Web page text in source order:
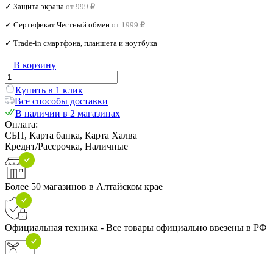
✓ Защита экрана от 999 ₽
✓ Сертификат Честный обмен от 1999 ₽
✓ Trade‑in смартфона, планшета и ноутбука
В корзину
Купить в 1 клик
Все способы доставки
В наличии в 2 магазинах
Оплата:
СБП, Карта банка, Карта Халва
Кредит/Рассрочка, Наличные
Более 50 магазинов в Алтайском крае
Официальная техника - Все товары официально ввезены в РФ